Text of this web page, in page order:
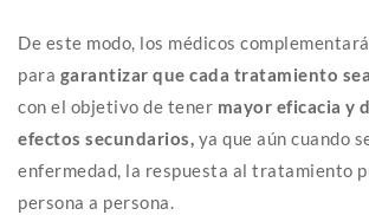
De este modo, los médicos
para garantizar que cada tratamiento
con el objetivo de tener mayor eficacia y
efectos secundarios, ya que aún cuando
enfermedad, la respuesta al tratamiento
persona a persona.